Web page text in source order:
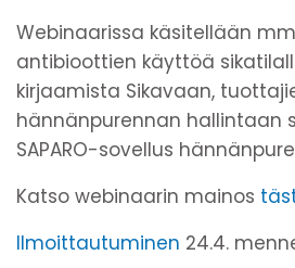
Webinaarissa käsitellään
antibioottien käyttöä
kirjaamista Sikavaan,
hännänpurennan hallintaan
SAPARO-sovellus
Katso webinaarin mainos
Ilmoittautuminen 24.4.